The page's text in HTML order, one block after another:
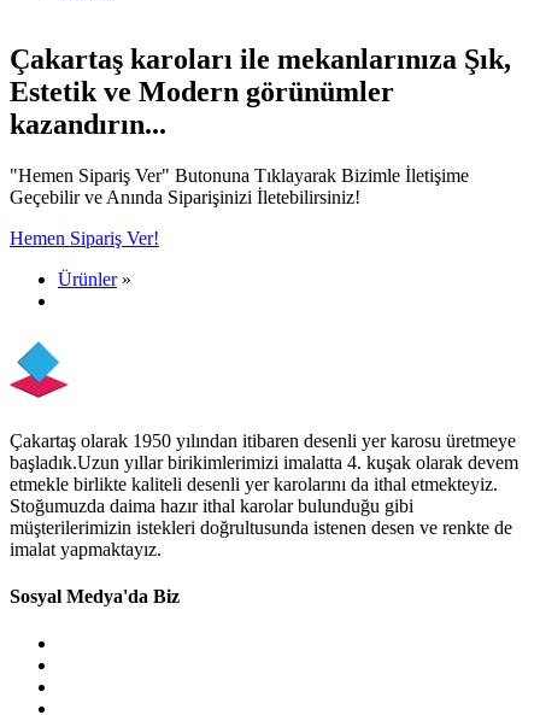
Çakartaş karoları ile mekanlarınıza Şık,
Estetik ve Modern görünümler
kazandırın...
"Hemen Sipariş Ver" Butonuna Tıklayarak Bizimle İletişime
Geçebilir ve Anında Siparişinizi İletebilirsiniz!
Hemen Sipariş Ver!
Ürünler »
Çakartaş olarak 1950 yılından itibaren desenli yer karosu üretmeye
başladık.Uzun yıllar birikimlerimizi imalatta 4. kuşak olarak devem
etmekle birlikte kaliteli desenli yer karolarını da ithal etmekteyiz.
Stoğumuzda daima hazır ithal karolar bulunduğu gibi
müşterilerimizin istekleri doğrultusunda istenen desen ve renkte de
imalat yapmaktayız.
Sosyal Medya'da Biz